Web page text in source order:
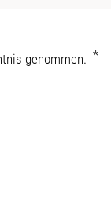
genommen.